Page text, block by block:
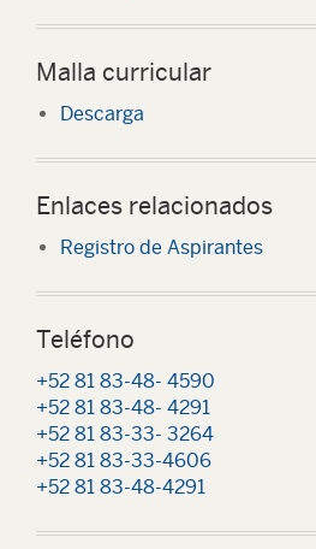
Malla curricular
Descarga
Enlaces relacionados
Registro de Aspirantes
Teléfono
+52 81 83-48- 4590
+52 81 83-48- 4291
+52 81 83-33- 3264
+52 81 83-33-4606
+52 81 83-48-4291